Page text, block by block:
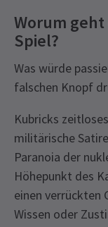
Worum
Spiel?
Was würde
falschen Knopf
Kubricks
militärische
Paranoia der
Höhepunkt des
einen verrückten
Wissen oder